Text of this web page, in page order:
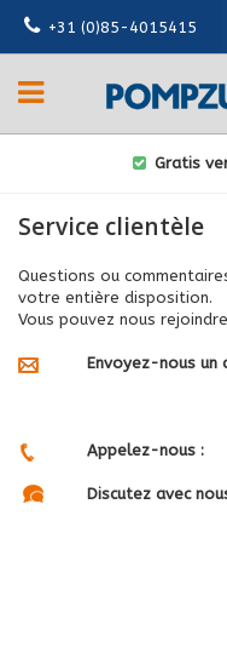
+31 (0)85-4015415
Gratis
Service clientèle
Questions ou
votre entière disposition.
Vous pouvez nous
Envoyez-nous un
Appelez-nous :
Discutez avec